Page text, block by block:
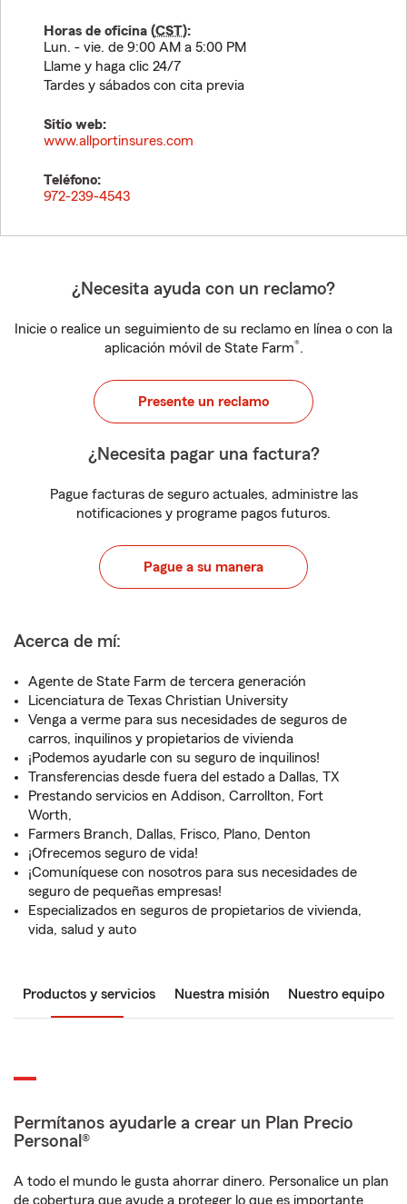
Horas de oficina (CST):
Lun. - vie. de 9:00 AM a 5:00 PM
Llame y haga clic 24/7
Tardes y sábados con cita previa
Sitio web:
www.allportinsures.com
Teléfono:
972-239-4543
¿Necesita ayuda con un reclamo?
Inicie o realice un seguimiento de su reclamo en línea o con la
aplicación móvil de State Farm®.
Presente un reclamo
¿Necesita pagar una factura?
Pague facturas de seguro actuales, administre las
notificaciones y programe pagos futuros.
Pague a su manera
Acerca de mí:
Agente de State Farm de tercera generación
Licenciatura de Texas Christian University
Venga a verme para sus necesidades de seguros de
carros, inquilinos y propietarios de vivienda
¡Podemos ayudarle con su seguro de inquilinos!
Transferencias desde fuera del estado a Dallas, TX
Prestando servicios en Addison, Carrollton, Fort
Worth,
Farmers Branch, Dallas, Frisco, Plano, Denton
¡Ofrecemos seguro de vida!
¡Comuníquese con nosotros para sus necesidades de
seguro de pequeñas empresas!
Especializados en seguros de propietarios de vivienda,
vida, salud y auto
Productos y servicios Nuestra misión Nuestro equipo
Permítanos ayudarle a crear un Plan Precio
Personal®
A todo el mundo le gusta ahorrar dinero. Personalice un plan
de cobertura que ayude a proteger lo que es importante